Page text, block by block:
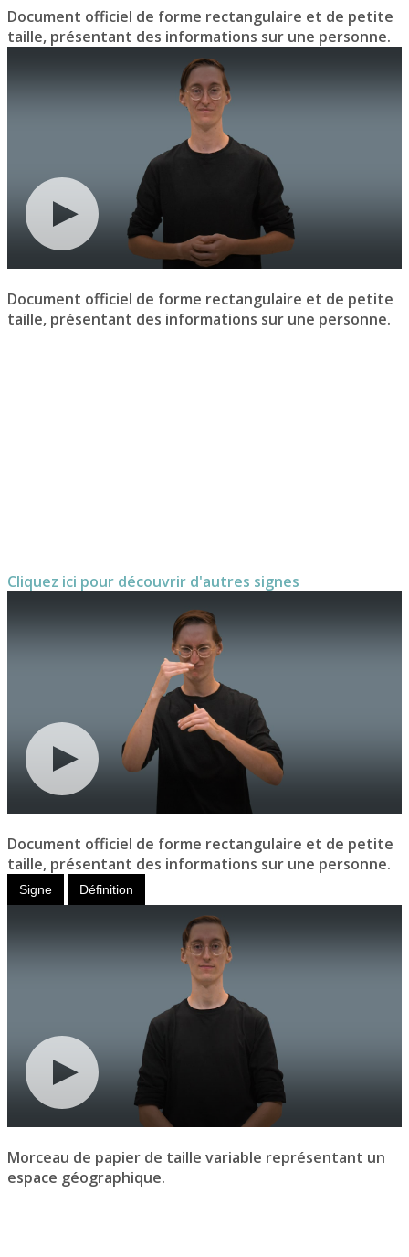
Document officiel de forme rectangulaire et de petite
taille, présentant des informations sur une personne.
Document officiel de forme rectangulaire et de petite
taille, présentant des informations sur une personne.
Cliquez ici pour découvrir d'autres signes
Document officiel de forme rectangulaire et de petite
taille, présentant des informations sur une personne.
Signe Définition
Morceau de papier de taille variable représentant un
espace géographique.